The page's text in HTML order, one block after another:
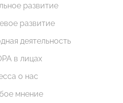
развитие
развитие
деятельность
в лицах
о нас
мнение